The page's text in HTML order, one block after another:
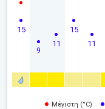
15
9
11
15
11
Μέγιστη (°C)